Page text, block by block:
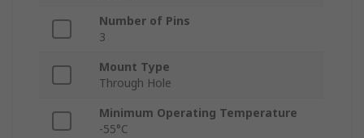
Number of Pins
3
Mount Type
Through Hole
Minimum Operating Temperature
-55°C